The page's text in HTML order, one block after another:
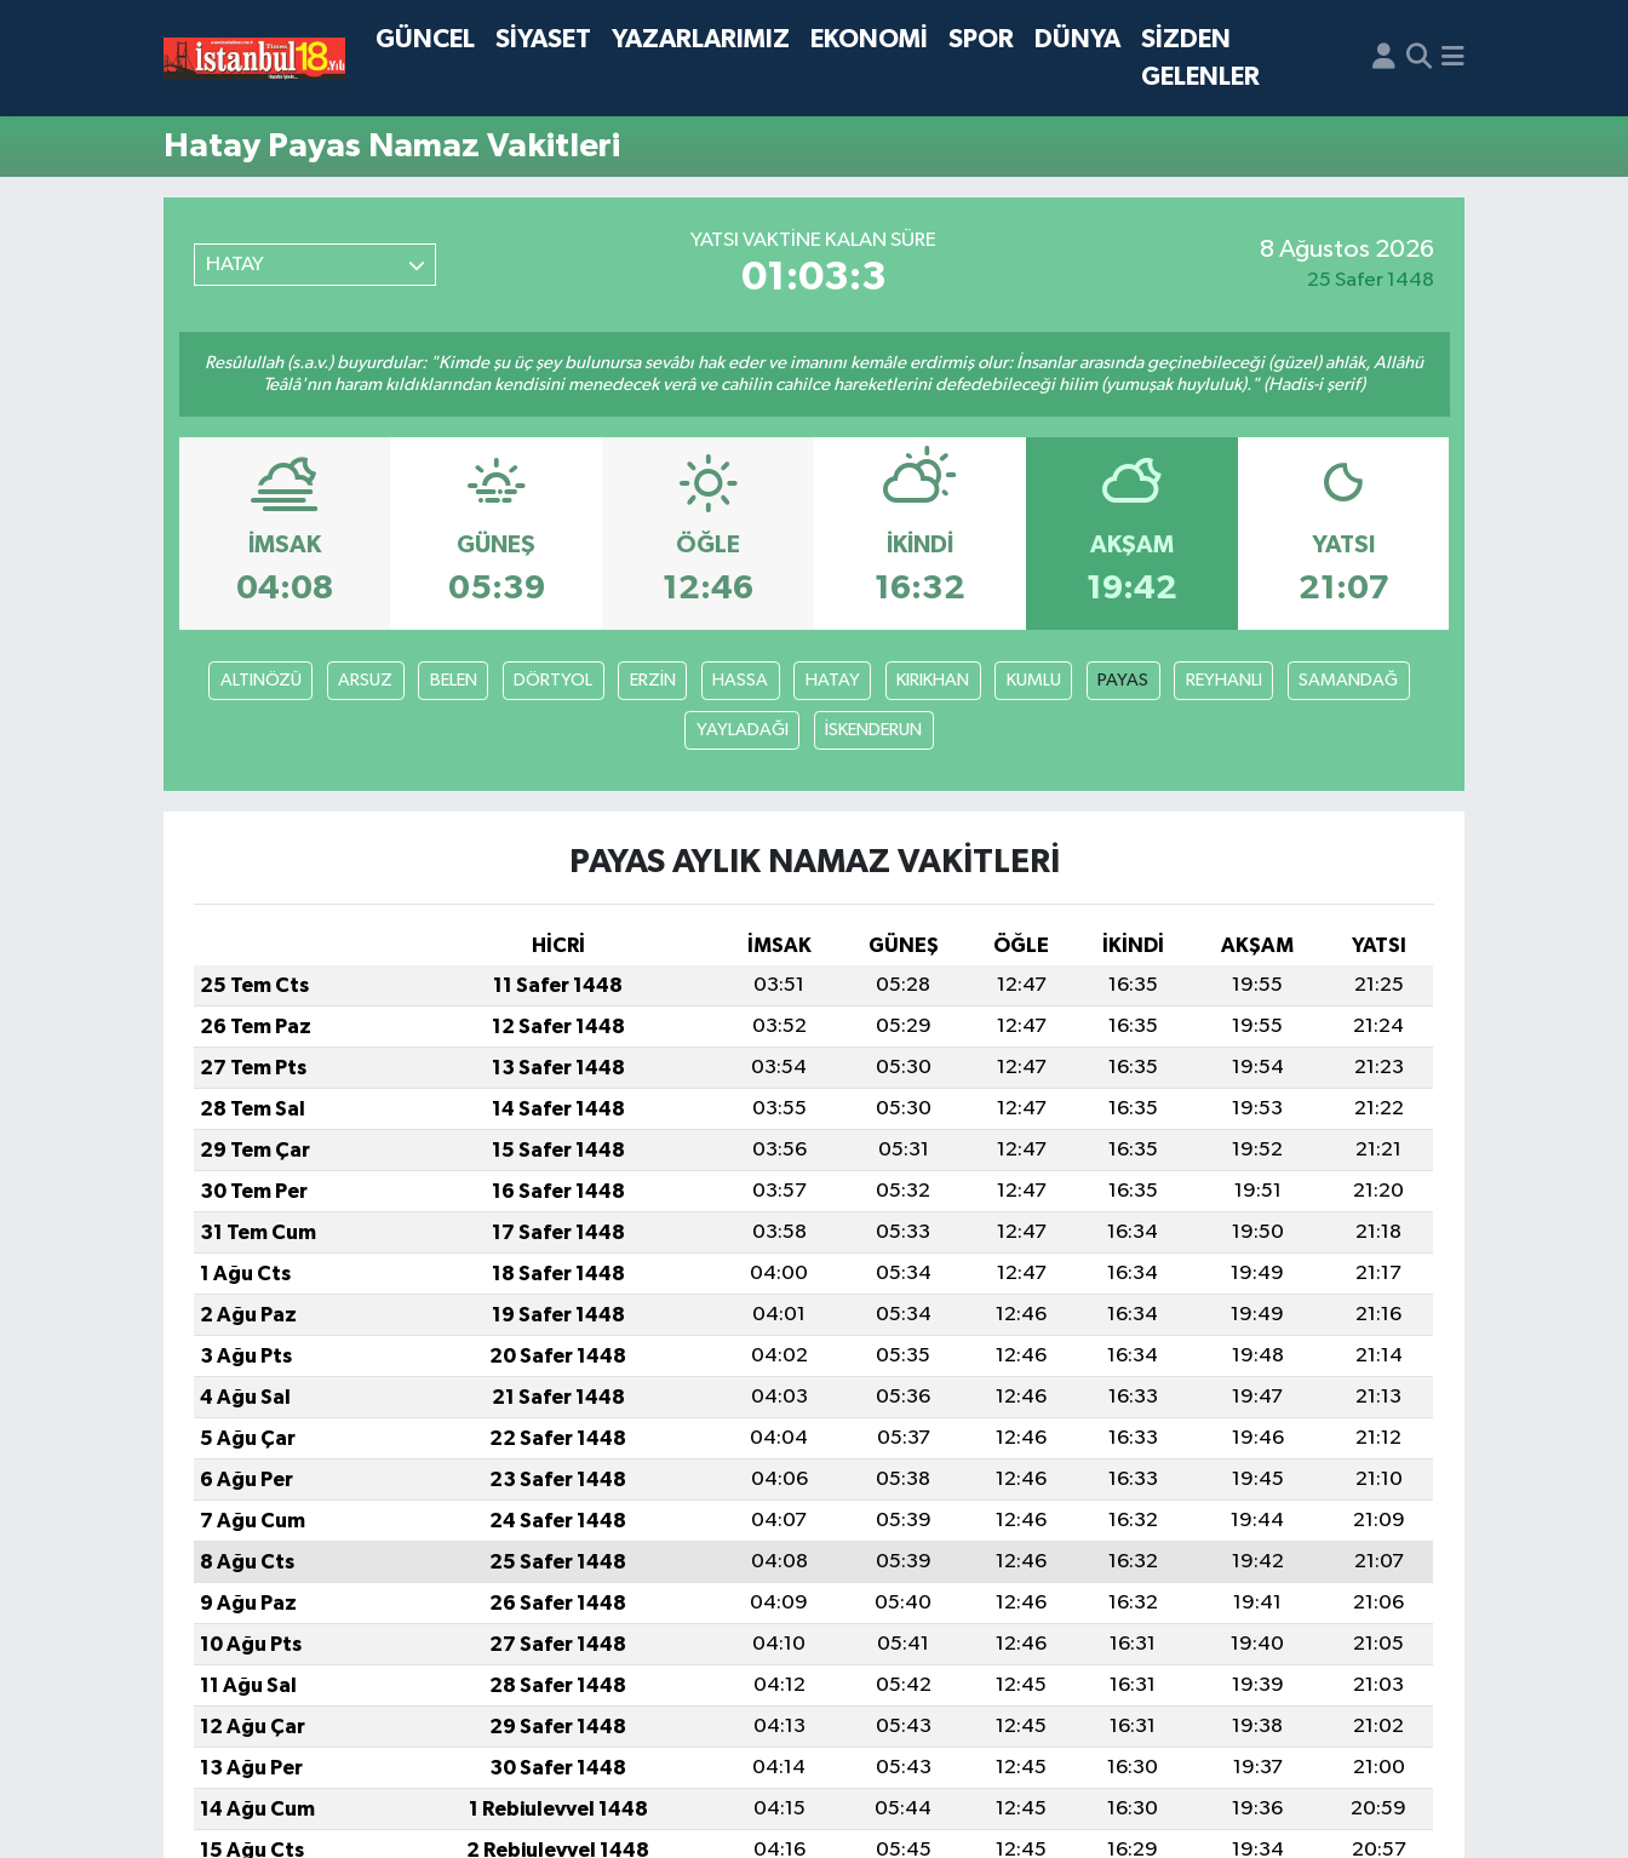
GÜNCEL SİYASET YAZARLARIMIZ EKONOMİ SPOR DÜNYA
SİZDEN
GELENLER
Hatay Payas Namaz Vakitleri
HATAY
YATSI VAKTINE KALAN SÜRE
01:03:3
8 Ağustos 2026
25 Safer 1448
Resûlullah (s.a.v.) buyurdular: "Kimde şu üç şey bulunursa sevâbı hak eder ve imanını kemâle erdirmiş olur: İnsanlar arasında geçinebileceği (güzel) ahlâk, Allâhü
Teâlâ'nın haram kıldıklarından kendisini menedecek verâ ve cahilin cahilce hareketlerini defedebileceği hilim (yumuşak huyluluk)." (Hadis-i şerif)
İMSAK
04:08
GÜNEŞ
05:39
ÖĞLE
12:46
İKINDI
16:32
AKŞAM
19:42
YATSI
21:07
ALTINÖZÜ ARSUZ BELEN DÖRTYOL ERZİN HASSA HATAY KIRIKHAN KUMLU PAYAS REYHANLI SAMANDAĞ
YAYLADAĞI İSKENDERUN
PAYAS AYLIK NAMAZ VAKITLERI
HİCRİ İMSAK GÜNEŞ ÖĞLE İKINDI AKŞAM
YATSI
25 Tem Cts
11 Safer 1448 03:51 05:28 12:47 16:35 19:55
21:25
26 Tem Paz
12 Safer 1448 03:52 05:29 12:47 16:35 19:55
21:24
27 Tem Pts
13 Safer 1448 03:54 05:30 12:47 16:35 19:54
21:23
28 Tem Sal
14 Safer 1448 03:55 05:30 12:47 16:35 19:53
21:22
29 Tem Çar
15 Safer 1448 03:56 05:31 12:47 16:35 19:52
21:21
30 Tem Per
16 Safer 1448 03:57 05:32 12:47 16:35 19:51
21:20
31 Tem Cum
17 Safer 1448 03:58 05:33 12:47 16:34 19:50
21:18
1 Ağu Cts
18 Safer 1448 04:00 05:34 12:47 16:34 19:49
21:17
2 Ağu Paz
19 Safer 1448 04:01 05:34 12:46 16:34 19:49
21:16
3 Ağu Pts
20 Safer 1448 04:02 05:35 12:46 16:34 19:48
21:14
4 Ağu Sal
21 Safer 1448 04:03 05:36 12:46 16:33 19:47
21:13
5 Ağu Çar
22 Safer 1448 04:04 05:37 12:46 16:33 19:46
21:12
6 Ağu Per
23 Safer 1448 04:06 05:38 12:46 16:33 19:45
21:10
7 Ağu Cum
24 Safer 1448 04:07 05:39 12:46 16:32 19:44
21:09
8 Ağu Cts
25 Safer 1448 04:08 05:39 12:46 16:32 19:42
21:07
9 Ağu Paz
26 Safer 1448 04:09 05:40 12:46 16:32 19:41
21:06
10 Ağu Pts
27 Safer 1448 04:10 05:41 12:46 16:31 19:40
21:05
11 Ağu Sal
28 Safer 1448 04:12 05:42 12:45 16:31 19:39
21:03
12 Ağu Çar
29 Safer 1448 04:13 05:43 12:45 16:31 19:38
21:02
13 Ağu Per
30 Safer 1448 04:14 05:43 12:45 16:30 19:37
21:00
14 Ağu Cum
1 Rebiulevvel 1448 04:15 05:44 12:45 16:30 19:36
20:59
15 Ağu Cts
2 Rebiulevvel 1448 04:16 05:45 12:45 16:29 19:34
20:57